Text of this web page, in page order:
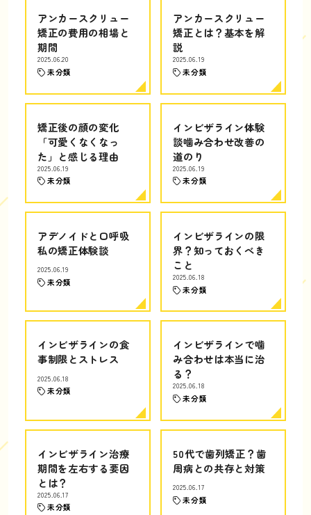
アンカースクリュー
矯正の費用の相場と
期間
2025.06.20
未分類
アンカースクリュー
矯正とは？基本を解
説
2025.06.19
未分類
矯正後の顔の変化
「可愛くなくなっ
た」と感じる理由
2025.06.19
未分類
インビザライン体験
談噛み合わせ改善の
道のり
2025.06.19
未分類
アデノイドと口呼吸
私の矯正体験談
2025.06.19
未分類
インビザラインの限
界？知っておくべき
こと
2025.06.18
未分類
インビザラインの食
事制限とストレス
2025.06.18
未分類
インビザラインで噛
み合わせは本当に治
る？
2025.06.18
未分類
インビザライン治療
期間を左右する要因
とは？
2025.06.17
未分類
50代で歯列矯正？歯
周病との共存と対策
2025.06.17
未分類